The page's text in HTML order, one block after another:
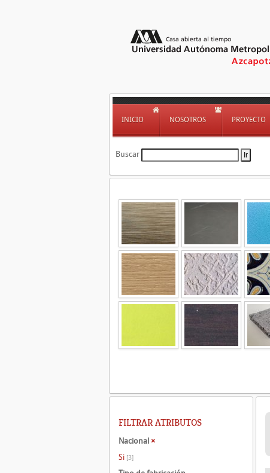
INICIO NOSOTROS PROYECTO
Buscar
FILTRAR ATRIBUTOS
Nacional ×
Si [3]